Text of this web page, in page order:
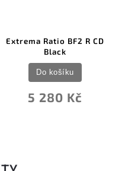
Extrema Ratio BF2 R CD
Black
5 280 Kč
Do košíku